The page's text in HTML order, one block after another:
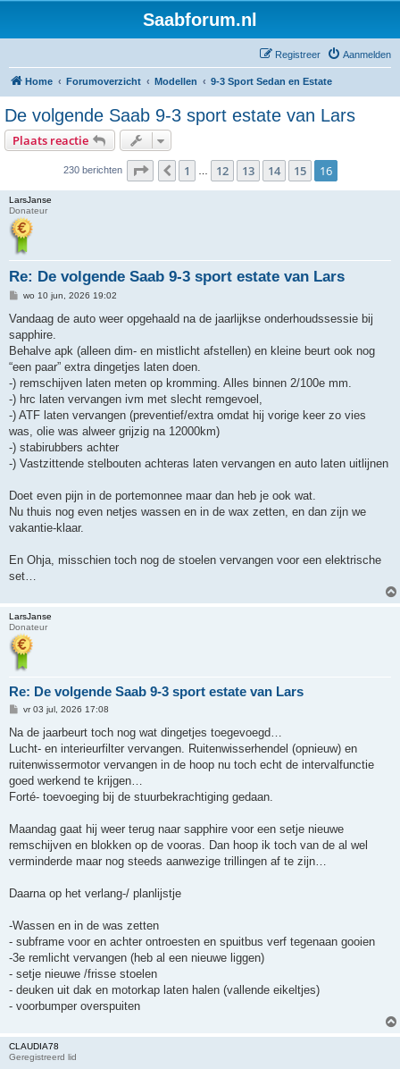
Saabforum.nl
Aanmelden
Registreer
Home Forumoverzicht Modellen 9-3 Sport Sedan en Estate
De volgende Saab 9-3 sport estate van Lars
Plaats reactie
230 berichten Pagina 16van16
Vorige
1 12 13 14 15 16
LarsJanse
Donateur
Re: De volgende Saab 9-3 sport estate van Lars
B
r
c
h
wo 10 jun, 2026 19:02
Vandaag de auto weer opgehaald na de jaarlijkse onderhoudssessie bij
sapphire.
Behalve apk (alleen dim- en mistlicht afstellen) en kleine beurt ook nog
“een paar” extra dingetjes laten doen.
-) remschijven laten meten op kromming. Alles binnen 2/100e mm.
-) hrc laten vervangen ivm met slecht remgevoel,
-) ATF laten vervangen (preventief/extra omdat hij vorige keer zo vies
was, olie was alweer grijzig na 12000km)
-) stabirubbers achter
-) Vastzittende stelbouten achteras laten vervangen en auto laten uitlijnen
Doet even pijn in de portemonnee maar dan heb je ook wat.
Nu thuis nog even netjes wassen en in de wax zetten, en dan zijn we
vakantie-klaar.
En Ohja, misschien toch nog de stoelen vervangen voor een elektrische
set…
LarsJanse
Donateur
Re: De volgende Saab 9-3 sport estate van Lars
B
r
c
h
vr 03 jul, 2026 17:08
Na de jaarbeurt toch nog wat dingetjes toegevoegd…
Lucht- en interieurfilter vervangen. Ruitenwisserhendel (opnieuw) en
ruitenwissermotor vervangen in de hoop nu toch echt de intervalfunctie
goed werkend te krijgen…
Forté- toevoeging bij de stuurbekrachtiging gedaan.
Maandag gaat hij weer terug naar sapphire voor een setje nieuwe
remschijven en blokken op de vooras. Dan hoop ik toch van de al wel
verminderde maar nog steeds aanwezige trillingen af te zijn…
Daarna op het verlang-/ planlijstje
-Wassen en in de was zetten
- subframe voor en achter ontroesten en spuitbus verf tegenaan gooien
-3e remlicht vervangen (heb al een nieuwe liggen)
- setje nieuwe /frisse stoelen
- deuken uit dak en motorkap laten halen (vallende eikeltjes)
- voorbumper overspuiten
CLAUDIA78
Geregistreerd lid